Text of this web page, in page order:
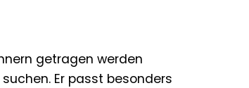
getragen werden
Er passt besonders